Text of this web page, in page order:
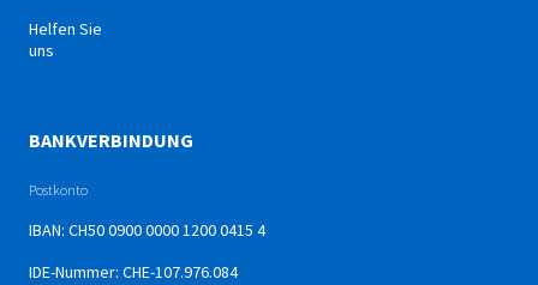
Helfen Sie
uns
BANKVERBINDUNG
Postkonto
IBAN: CH50 0900 0000 1200 0415 4
IDE-Nummer: CHE-107.976.084